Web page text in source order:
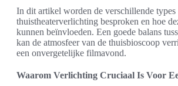
In dit artikel worden de verschillende types
thuistheaterverlichting besproken en hoe
kunnen beïnvloeden. Een goede balans
kan de atmosfeer van de thuisbioscoop
een onvergetelijke filmavond.
Waarom Verlichting Cruciaal Is Voor